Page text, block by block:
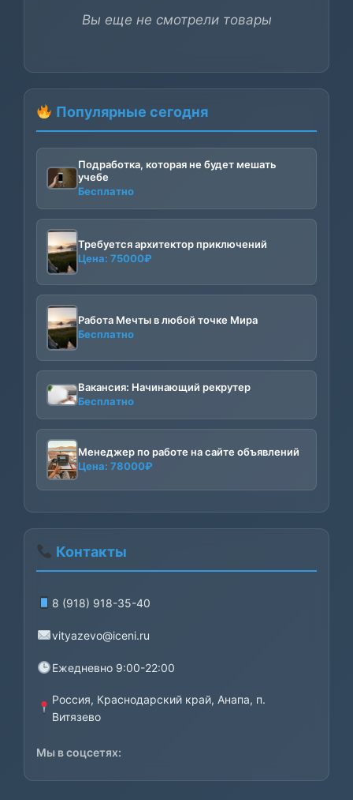
Вы еще не смотрели товары
Популярные сегодня
Подработка, которая не будет мешать
учебе
Бесплатно
Требуется архитектор приключений
Цена: 75000₽
Работа Мечты в любой точке Мира
Бесплатно
Вакансия: Начинающий рекрутер
Бесплатно
Менеджер по работе на сайте объявлений
Цена: 78000₽
Контакты
8 (918) 918-35-40
vityazevo@iceni.ru
Ежедневно 9:00-22:00
Россия, Краснодарский край, Анапа, п.
Витязево
Мы в соцсетях: